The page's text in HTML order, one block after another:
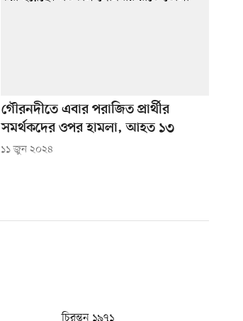
গৌরনদীতে এবার পরাজিত প্রার্থীর
সমর্থকদের ওপর হামলা, আহত ১৩
১১ জুন ২০২৪